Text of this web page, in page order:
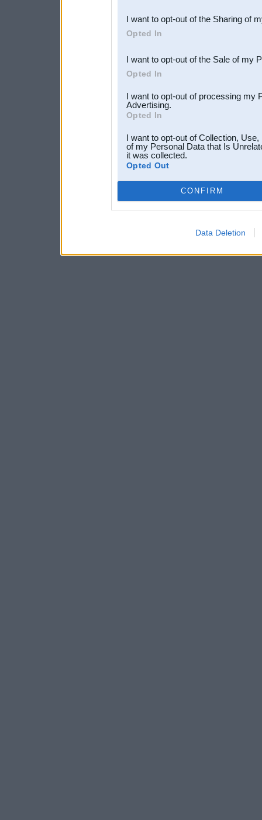
Downstream Participants
third parties.
I want to opt-out of the Sharing of
Opted In
I want to opt-out of the Sale of my
Opted In
I want to opt-out of processing my
Advertising.
Opted In
I want to opt-out of Collection,
of my Personal Data that Is
it was collected.
Opted Out
CONFIRM
Data Deletion